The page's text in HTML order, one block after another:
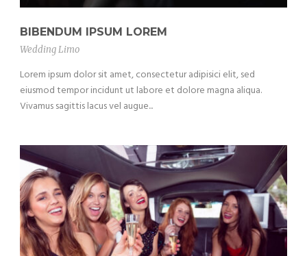
BIBENDUM IPSUM LOREM
Wedding Limo
Lorem ipsum dolor sit amet, consectetur adipisici elit, sed
eiusmod tempor incidunt ut labore et dolore magna aliqua.
Vivamus sagittis lacus vel augue...